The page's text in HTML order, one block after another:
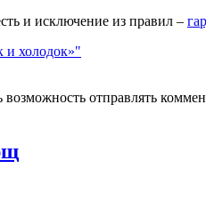
и исключение из правил –
и холодок»"
возможность отправлять